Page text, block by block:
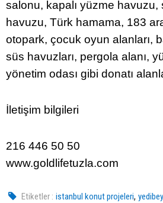
salonu, kapalı yüzme havuzu,
havuzu, Türk hamama, 183
otopark, çocuk oyun alanları,
süs havuzları, pergola alanı,
yönetim odası gibi donatı
İletişim bilgileri
216 446 50 50
www.goldlifetuzla.com
Etiketler : istanbul konut projeleri,